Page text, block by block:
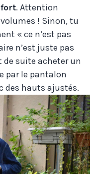
. Attention
! Sinon, tu
« ce n’est pas
n’est juste pas
de suite acheter un
par le pantalon
des hauts ajustés.